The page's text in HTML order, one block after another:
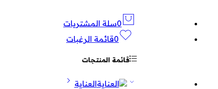
0سلة المشتريات
0قائمة الرغبات
قائمة المنتجات
العناية